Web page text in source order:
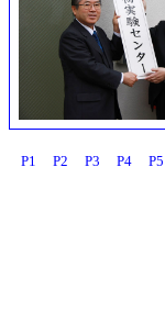
P1 P2 P3 P4 P5